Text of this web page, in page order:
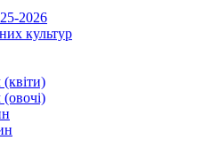
2026
культур